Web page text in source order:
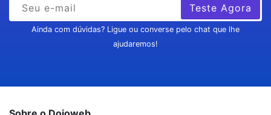
Teste Agora
Ainda com dúvidas? Ligue ou converse pelo chat que lhe
ajudaremos!